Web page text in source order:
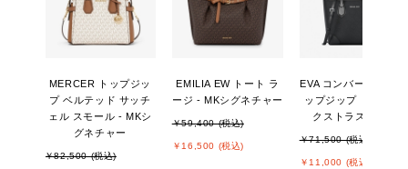
MERCER トップジッ
プ ベルテッド サッチ
ェル スモール - MKシ
グネチャー
￥82,500 (税込)
EMILIA EW トート ラ
ージ - MKシグネチャー
￥59,400 (税込)
￥16,500 (税込)
EVA コンバーチブル
ップジップ トート エ
クストラスモール
￥71,500 (税込)
￥11,000 (税込)